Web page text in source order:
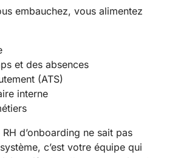
embauchez, vous alimentez
et des absences
(ATS)
interne
d’onboarding ne sait pas
c’est votre équipe qui